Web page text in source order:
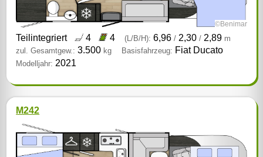
©Benimar
Teilintegriert 4 4 (L/B/H): 6,96/ 2,30/ 2,89 m
zul. Gesamtgew.: 3.500 kg Basisfahrzeug: Fiat Ducato
Modelljahr: 2021
M242